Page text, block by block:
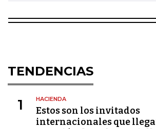
TENDENCIAS
1 HACIENDA
Estos son los invitados
internacionales que